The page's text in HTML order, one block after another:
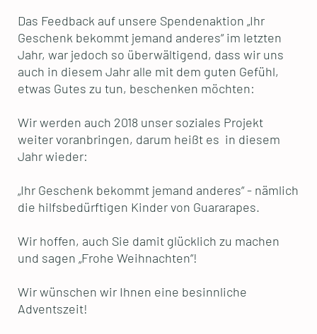
Das Feedback auf unsere Spendenaktion „Ihr
Geschenk bekommt jemand anderes“ im letzten
Jahr, war jedoch so überwältigend, dass wir uns
auch in diesem Jahr alle mit dem guten Gefühl,
etwas Gutes zu tun, beschenken möchten:
Wir werden auch 2018 unser soziales Projekt
weiter voranbringen, darum heißt es in diesem
Jahr wieder:
„Ihr Geschenk bekommt jemand anderes“ - nämlich
die hilfsbedürftigen Kinder von Guararapes.
Wir hoffen, auch Sie damit glücklich zu machen
und sagen „Frohe Weihnachten“!
Wir wünschen wir Ihnen eine besinnliche
Adventszeit!